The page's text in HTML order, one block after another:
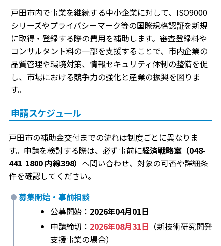
戸田市内で事業を継続する中小企業に対して、ISO9000
シリーズやプライバシーマーク等の国際規格認証を新規
に取得・登録する際の費用を補助します。審査登録料や
コンサルタント料の一部を支援することで、市内企業の
品質管理や環境対策、情報セキュリティ体制の整備を促
し、市場における競争力の強化と産業の振興を図りま
す。
申請スケジュール
戸田市の補助金交付までの流れは制度ごとに異なりま
す。申請を検討する際は、必ず事前に経済戦略室（048-
441-1800 内線398） へ問い合わせ、対象の可否や詳細条
件を確認してください。
募集開始・事前相談
公募開始： 2026年04月01日
申請締切： 2026年08月31日 （新技術研究開発
支援事業の場合）